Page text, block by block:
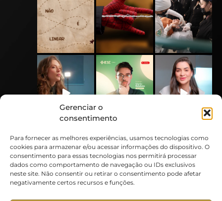
Gerenciar o
consentimento
Para fornecer as melhores experiências, usamos tecnologias como
cookies para armazenar e/ou acessar informações do dispositivo. O
consentimento para essas tecnologias nos permitirá processar
dados como comportamento de navegação ou IDs exclusivos
neste site. Não consentir ou retirar o consentimento pode afetar
negativamente certos recursos e funções.